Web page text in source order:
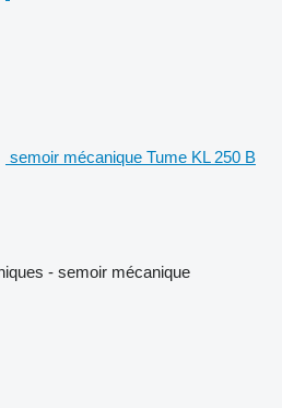
semoir mécanique Tume KL 250 B
- semoir mécanique